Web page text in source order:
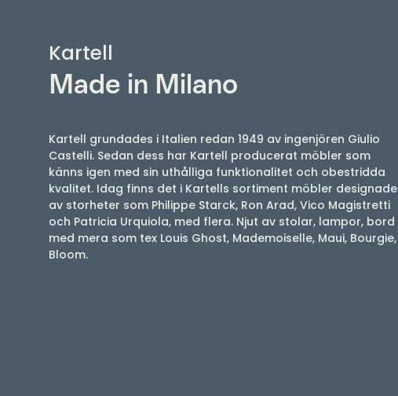
Kartell
Made in Milano
Kartell grundades i Italien redan 1949 av ingenjören Giulio
Castelli. Sedan dess har Kartell producerat möbler som
känns igen med sin uthålliga funktionalitet och obestridda
kvalitet. Idag finns det i Kartells sortiment möbler designade
av storheter som Philippe Starck, Ron Arad, Vico Magistretti
och Patricia Urquiola, med flera. Njut av stolar, lampor, bord
med mera som tex Louis Ghost, Mademoiselle, Maui, Bourgie,
Bloom.